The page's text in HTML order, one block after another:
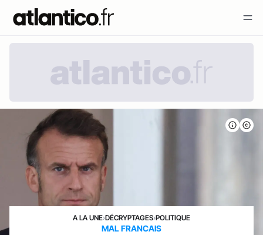
A LA UNE›DÉCRYPTAGES›POLITIQUE
MAL FRANCAIS